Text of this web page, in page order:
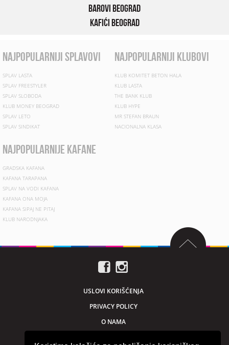
Barovi Beograd
Kafići Beograd
najpopularniji splavovi
SPLAV LASTA
SPLAV FREESTYLER
SPLAV SLOBODA
KLUB MONEY BEOGRAD
SPLAV LETO
SPLAV SINDIKAT
najpopularniji klubovi
KLUB KOMITET BETON HALA
KLUB LASTA
THE BANK KLUB
KLUB HYPE
MR STEFAN BRAUN
NACIONALNA KLASA
najpopularnije kafane
GRADSKA KAFANA
KAFANA TARAPANA
SPLAV NA VODI KAFANA
KAFANA ONA MOJA
KAFANA SIPAJ NE PITAJ
KLUB NARODNJAKA
USLOVI KORIŠĆENJA
PRIVACY POLICY
O NAMA